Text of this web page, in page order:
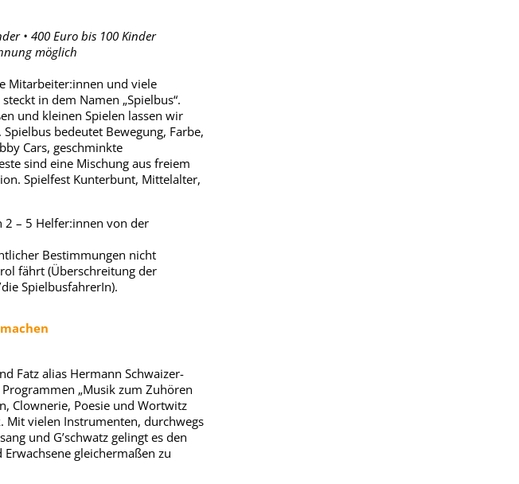
• 400 Euro bis 100 Kinder
möglich
Mitarbeiter:innen und viele
in dem Namen „Spielbus“.
und kleinen Spielen lassen wir
bedeutet Bewegung, Farbe,
Cars, geschminkte
sind eine Mischung aus freiem
Spielfest Kunterbunt, Mittelalter,
2 – 5 Helfer:innen von der
Bestimmungen nicht
fährt (Überschreitung der
SpielbusfahrerIn).
Fatz alias Hermann Schwaizer-
„Musik zum Zuhören
Clownerie, Poesie und Wortwitz
Mit vielen Instrumenten, durchwegs
und G’schwatz gelingt es den
gleichermaßen zu